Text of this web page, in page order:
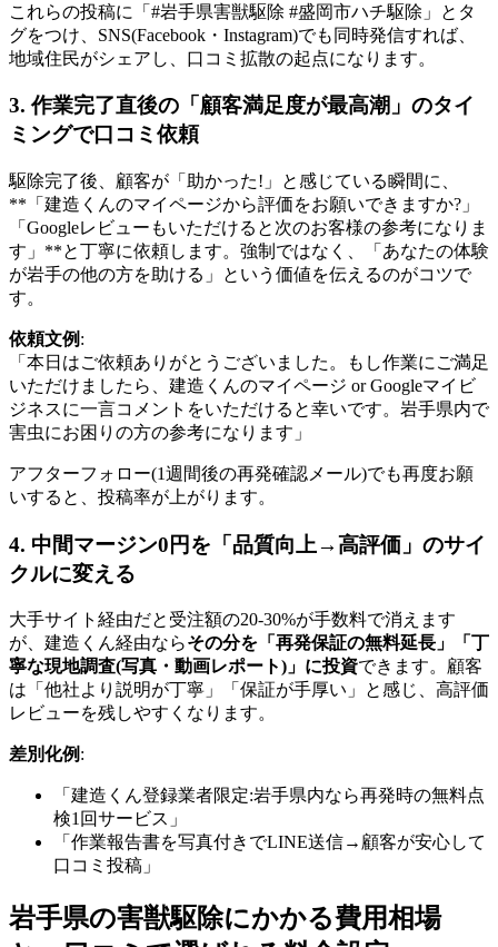
これらの投稿に「#岩手県害獣駆除 #盛岡市ハチ駆除」とタ
グをつけ、SNS(Facebook・Instagram)でも同時発信すれば、
地域住民がシェアし、口コミ拡散の起点になります。
3. 作業完了直後の「顧客満足度が最高潮」のタイ
ミングで口コミ依頼
駆除完了後、顧客が「助かった!」と感じている瞬間に、
**「建造くんのマイページから評価をお願いできますか?」
「Googleレビューもいただけると次のお客様の参考になりま
す」**と丁寧に依頼します。強制ではなく、「あなたの体験
が岩手の他の方を助ける」という価値を伝えるのがコツで
す。
依頼文例 :
「本日はご依頼ありがとうございました。もし作業にご満足
いただけましたら、建造くんのマイページ or Googleマイビ
ジネスに一言コメントをいただけると幸いです。岩手県内で
害虫にお困りの方の参考になります」
アフターフォロー(1週間後の再発確認メール)でも再度お願
いすると、投稿率が上がります。
4. 中間マージン0円を「品質向上→高評価」のサイ
クルに変える
大手サイト経由だと受注額の20-30%が手数料で消えます
が、建造くん経由ならその分を「再発保証の無料延長」「丁
寧な現地調査(写真・動画レポート)」に投資できます。顧客
は「他社より説明が丁寧」「保証が手厚い」と感じ、高評価
レビューを残しやすくなります。
差別化例 :
「建造くん登録業者限定:岩手県内なら再発時の無料点
検1回サービス」
「作業報告書を写真付きでLINE送信→顧客が安心して
口コミ投稿」
岩手県の害獣駆除にかかる費用相場